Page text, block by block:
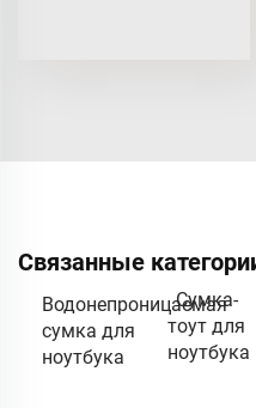
Связанные
Водонепроницаемая
сумка для
ноутбука
Сумка-
тоут для
ноутбука